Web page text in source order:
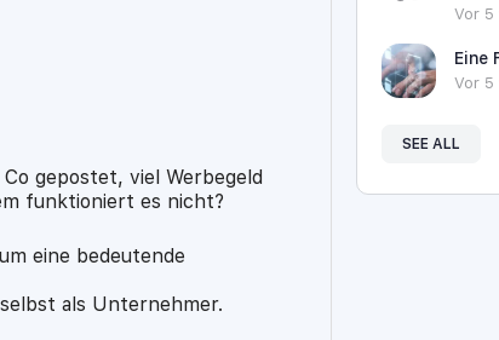
gepostet, viel Werbegeld
funktioniert es nicht?
eine bedeutende
als Unternehmer.
Vor 5
Eine
Vor 5
SEE ALL